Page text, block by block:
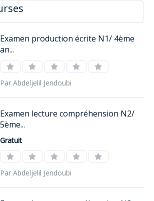
Examen production écrite N1/ 4ème
an...
Par Abdeljelil Jendoubi
Examen lecture compréhension N2/
5ème...
Gratuit
Par Abdeljelil Jendoubi